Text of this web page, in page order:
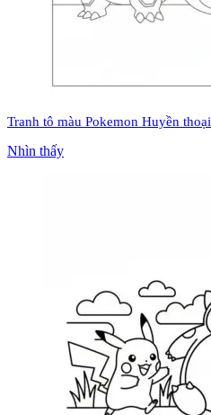
Tranh tô màu Pokemon Huyền thoại
Nhìn thấy